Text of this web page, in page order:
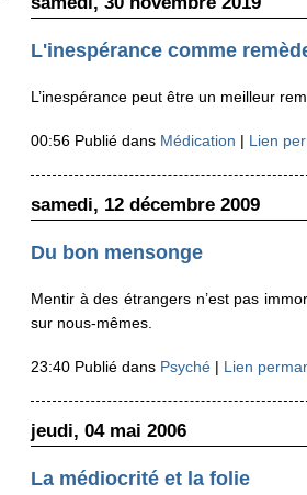
L'inespérance comme
L’inespérance peut être un meilleur
00:56 Publié dans Médication | Lien
samedi, 12 décembre 2009
Du bon mensonge
Mentir à des étrangers n’est pas
sur nous-mêmes.
23:40 Publié dans Psyché | Lien
jeudi, 04 mai 2006
La médiocrité et la folie